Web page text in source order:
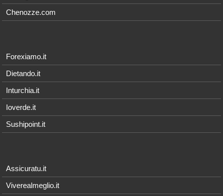
Chenozze.com
Forexiamo.it
Dietando.it
Inturchia.it
Ioverde.it
Sushipoint.it
Assicuratu.it
Viverealmeglio.it